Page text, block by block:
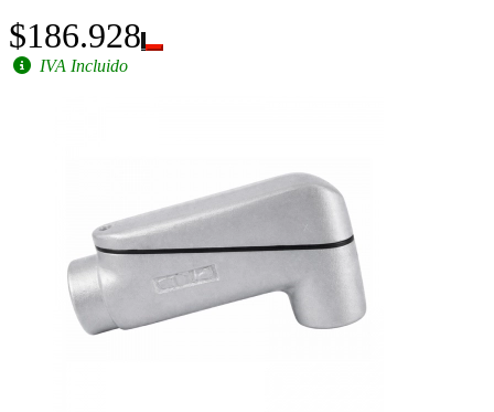
$186.928
IVA Incluido